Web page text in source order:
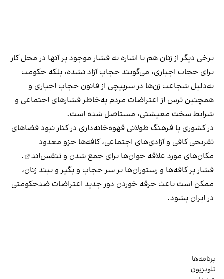
برخی دیگر از زنان هم با اشاره به فشار موجود بر آنها در محل کار
برای حجاب اجباری، می‌گویند حجاب آزاد نشده، بلکه حکومت
به‌دلیل شجاعت زن‌ها در سرپیچی از قانون حجاب اجباری و
همچنین ترس از اعتراضات مردم به‌خاطر فشارهای اجتماعی و
شرایط سخت معیشتی، مستاصل شده است.
در کشوری با فرهنگ طولانی قهوه‌‌خانه‌داری در کنار نبود فضاهای
تفریحی کافی و آزادی‌های اجتماعی، کافه‌ها جزو معدود
مکان‌های مورد علاقه جوان‌ها برای جمع شدن و تنفس‌اند
.
فشار بر کافه‌ها و رستوران‌ها بر سر حجاب و بگیر و ببند زنان،
ممکن است باعث جرقه خوردن دور جدید اعتراضات ضدحکومتی
در ایران بشود.
برنامه‌ها
تلویزیون